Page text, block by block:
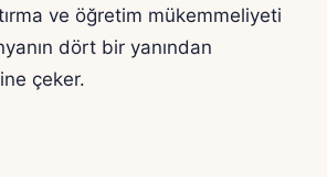
ve öğretim mükemmeliyeti
dört bir yanından
çeker.